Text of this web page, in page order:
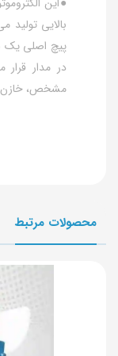
بالایی تولید
پیچ اصلی یک
در مدار
مشخص، خازن
محصولات مرتبط